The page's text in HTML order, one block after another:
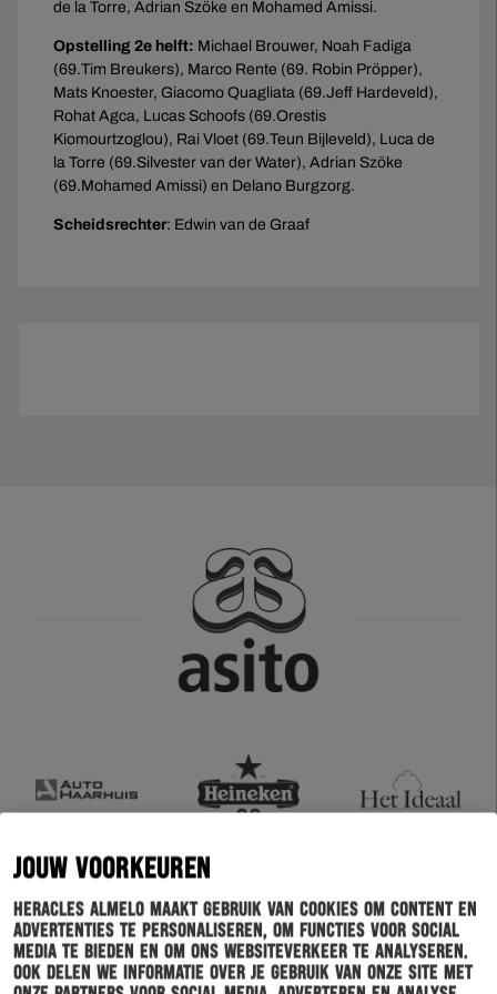
JOUW VOORKEUREN
Heracles Almelo maakt gebruik van cookies om content en
advertenties te personaliseren, om functies voor social
media te bieden en om ons websiteverkeer te analyseren.
Ook delen we informatie over je gebruik van onze site met
de la Torre, Adrian Szöke en Mohamed Amissi.
Opstelling 2e helft: Michael Brouwer, Noah Fadiga
(69.Tim Breukers), Marco Rente (69. Robin Pröpper),
Mats Knoester, Giacomo Quagliata (69.Jeff Hardeveld),
Rohat Agca, Lucas Schoofs (69.Orestis
Kiomourtzoglou), Rai Vloet (69.Teun Bijleveld), Luca de
la Torre (69.Silvester van der Water), Adrian Szöke
(69.Mohamed Amissi) en Delano Burgzorg.
Scheidsrechter: Edwin van de Graaf